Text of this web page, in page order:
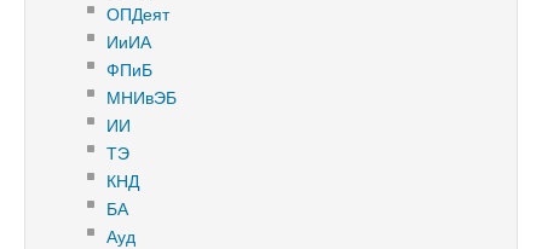
ОПДеят
ИиИА
ФПиБ
МНИвЭБ
ИИ
ТЭ
КНД
БА
Ауд